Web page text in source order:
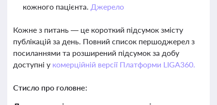
кожного пацієнта. Джерело
Кожне з питань — це короткий підсумок змісту
публікацій за день. Повний список першоджерел з
посиланнями та розширений підсумок за добу
доступні у комерційній версії Платформи LIGA360.
Стисло про головне: